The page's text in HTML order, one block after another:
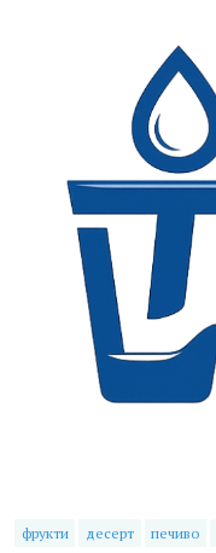
фрукти десерт печиво